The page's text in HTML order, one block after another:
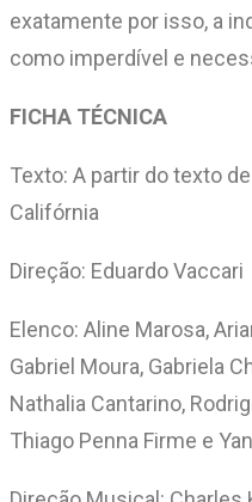
exatamente por isso, a
como imperdível e
FICHA TÉCNICA
Texto: A partir do texto
Califórnia
Direção: Eduardo Vaccari
Elenco: Aline Marosa,
Gabriel Moura, Gabriela
Nathalia Cantarino,
Thiago Penna Firme e